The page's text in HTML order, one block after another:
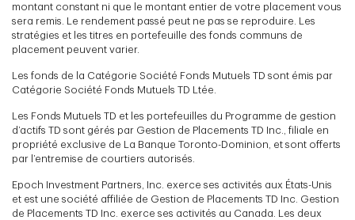
montant constant ni que le montant entier de votre placement vous
sera remis. Le rendement passé peut ne pas se reproduire. Les
stratégies et les titres en portefeuille des fonds communs de
placement peuvent varier.
Les fonds de la Catégorie Société Fonds Mutuels TD sont émis par
Catégorie Société Fonds Mutuels TD Ltée.
Les Fonds Mutuels TD et les portefeuilles du Programme de gestion
d’actifs TD sont gérés par Gestion de Placements TD Inc., filiale en
propriété exclusive de La Banque Toronto-Dominion, et sont offerts
par l’entremise de courtiers autorisés.
Epoch Investment Partners, Inc. exerce ses activités aux États-Unis
et est une société affiliée de Gestion de Placements TD Inc. Gestion
de Placements TD Inc. exerce ses activités au Canada. Les deux